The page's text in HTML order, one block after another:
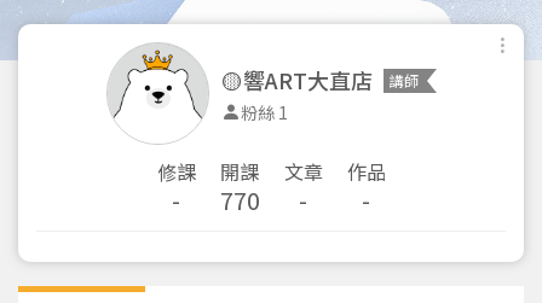
🟡響ART大直店 講師
粉絲 1
修課
-
開課
770
文章
-
作品
-